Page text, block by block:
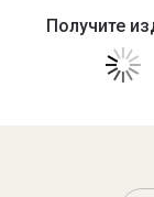
Получите